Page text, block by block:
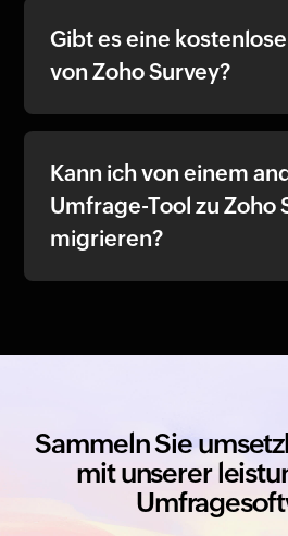
Gibt es eine
von Zoho Survey?
Kann ich von einem
Umfrage-Tool zu Zoho
migrieren?
Sammeln Sie
mit unserer